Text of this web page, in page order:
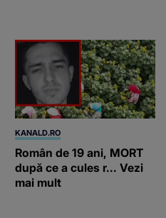
KANALD.RO
Român de 19 ani, MORT
după ce a cules r... Vezi
mai mult